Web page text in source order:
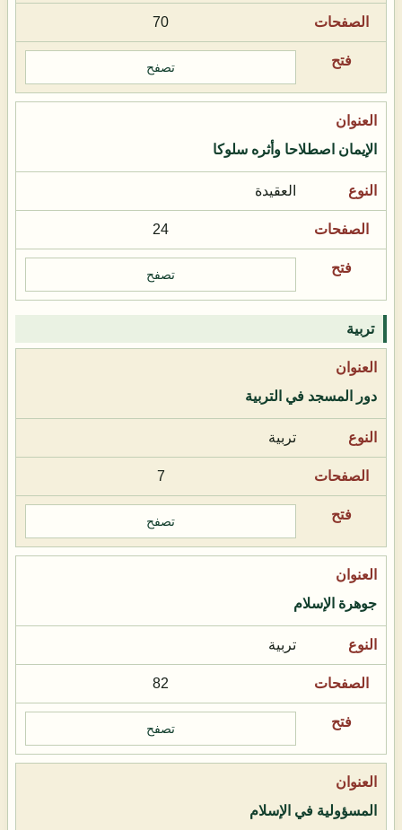
70
تصفح
الإيمان اصطلاحا وأثره سلوكا
العقيدة
24
تصفح
تربية
دور المسجد في التربية
تربية
7
تصفح
جوهرة الإسلام
تربية
82
تصفح
المسؤولية في الإسلام